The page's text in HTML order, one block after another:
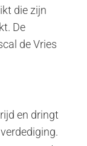
die zijn
De
de Vries
en dringt